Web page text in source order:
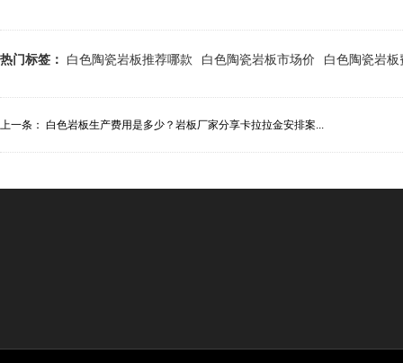
热门标签： 白色陶瓷岩板推荐哪款 白色陶瓷岩板市场价 白色陶瓷岩板
上一条： 白色岩板生产费用是多少？岩板厂家分享卡拉拉金安排案...